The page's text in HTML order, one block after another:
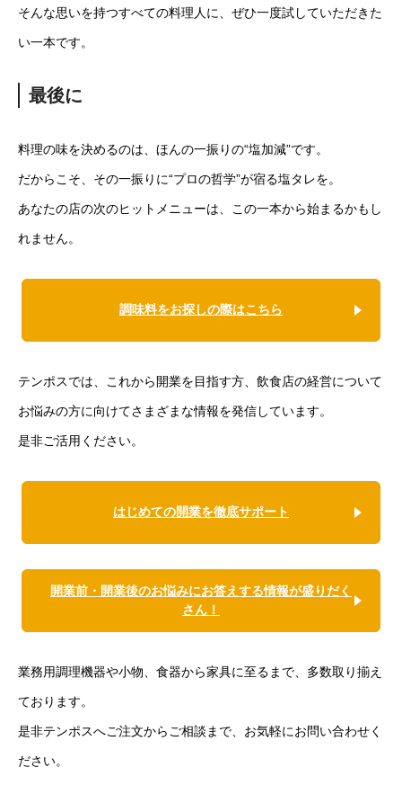
そんな思いを持つすべての料理人に、ぜひ一度試していただきた
い一本です。
最後に
料理の味を決めるのは、ほんの一振りの“塩加減”です。
だからこそ、その一振りに“プロの哲学”が宿る塩タレを。
あなたの店の次のヒットメニューは、この一本から始まるかもし
れません。
調味料をお探しの際はこちら
テンポスでは、これから開業を目指す方、飲食店の経営について
お悩みの方に向けてさまざまな情報を発信しています。
是非ご活用ください。
はじめての開業を徹底サポート
開業前・開業後のお悩みにお答えする情報が盛りだく
さん！
業務用調理機器や小物、食器から家具に至るまで、多数取り揃え
ております。
是非テンポスへご注文からご相談まで、お気軽にお問い合わせく
ださい。